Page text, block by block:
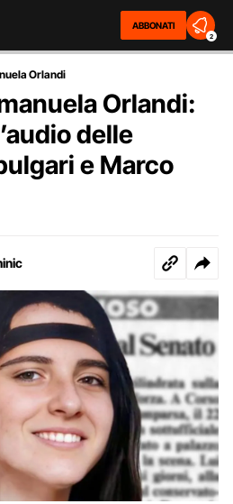
ABBONATI
2
Orlandi
Orlandi:
delle
e Marco